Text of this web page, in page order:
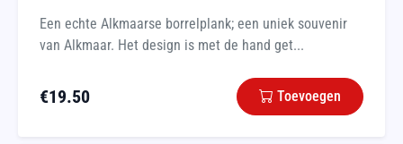
Een echte Alkmaarse borrelplank; een uniek souvenir
van Alkmaar. Het design is met de hand get...
€19.50 Toevoegen